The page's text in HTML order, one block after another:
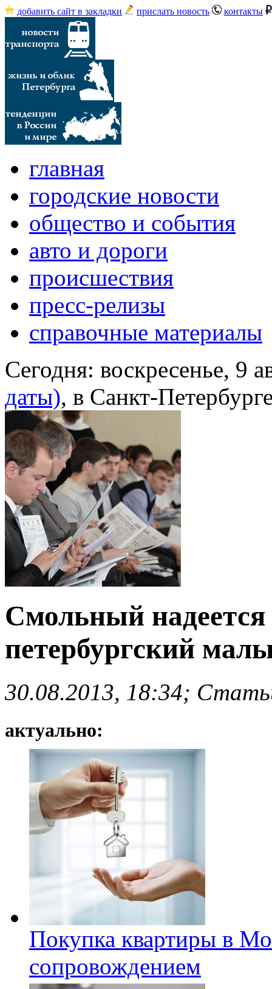
добавить сайт в закладки прислать новость контакты
главная
городские новости
общество и события
авто и дороги
происшествия
пресс-релизы
справочные материалы
Сегодня: воскресенье, 9
даты), в Санкт-
Смольный
петербургский
30.08.2013, 18:34;
актуально:
Покупка квартиры в
сопровождением